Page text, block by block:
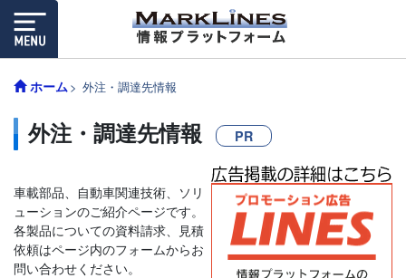
ホーム 外注・調達先情報
外注・調達先情報 PR
車載部品、自動車関連技術、ソリ
ューションのご紹介ページです。
各製品についての資料請求、見積
依頼はページ内のフォームからお
問い合わせください。